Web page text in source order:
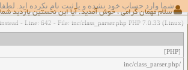
شما وارد حساب خود نشده و یا ثبت نام نکرده اید. لطفا
اخطار‌های زیر رخ داد:
- Line: 642 - File: inc/class_parser.php PHP 7.0.33 (Linux)
[PHP]
/inc/class_parser.php
سلام مهمان گرامی ، خوش آمدید. آیا این نخستین بازدید